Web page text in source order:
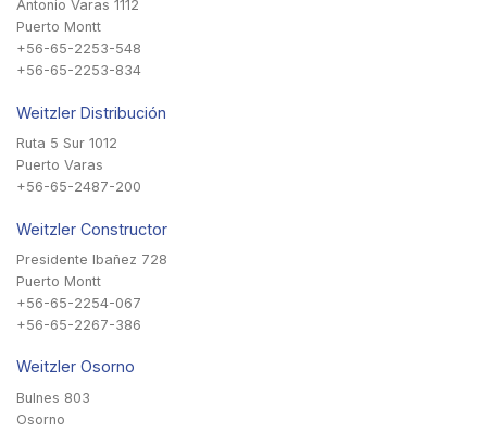
Antonio Varas 1112
Puerto Montt
+56-65-2253-548
+56-65-2253-834
Weitzler Distribución
Ruta 5 Sur 1012
Puerto Varas
+56-65-2487-200
Weitzler Constructor
Presidente Ibañez 728
Puerto Montt
+56-65-2254-067
+56-65-2267-386
Weitzler Osorno
Bulnes 803
Osorno